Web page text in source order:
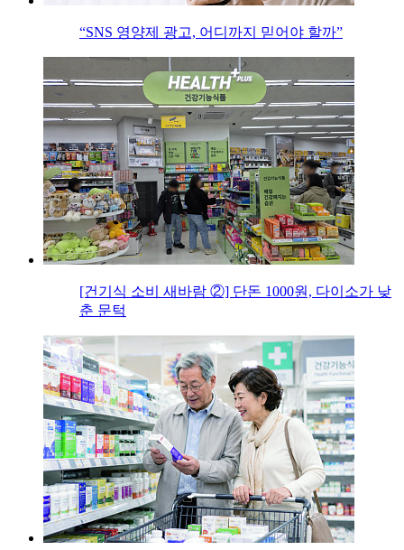
“SNS 영양제 광고, 어디까지 믿어야 할까”
[건기식 소비 새바람 ②] 단돈 1000원, 다이소가 낮
춘 문턱